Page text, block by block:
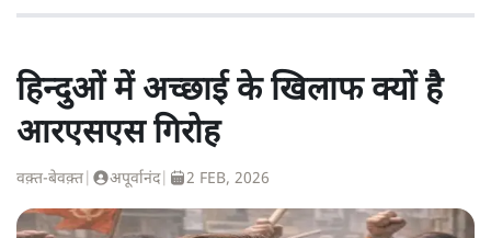
हिन्दुओं में अच्छाई के खिलाफ क्यों है
आरएसएस गिरोह
वक़्त-बेवक़्त अपूर्वानंद| 2 FEB, 2026